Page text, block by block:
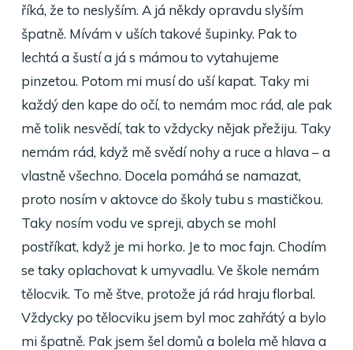
říká, že to neslyším. A já někdy opravdu slyším
špatně. Mívám v uších takové šupinky. Pak to
lechtá a šustí a já s mámou to vytahujeme
pinzetou. Potom mi musí do uší kapat. Taky mi
každý den kape do očí, to nemám moc rád, ale pak
mě tolik nesvědí, tak to vždycky nějak přežiju. Taky
nemám rád, když mě svědí nohy a ruce a hlava – a
vlastně všechno. Docela pomáhá se namazat,
proto nosím v aktovce do školy tubu s mastičkou.
Taky nosím vodu ve spreji, abych se mohl
postříkat, když je mi horko. Je to moc fajn. Chodím
se taky oplachovat k umyvadlu. Ve škole nemám
tělocvik. To mě štve, protože já rád hraju florbal.
Vždycky po tělocviku jsem byl moc zahřátý a bylo
mi špatně. Pak jsem šel domů a bolela mě hlava a